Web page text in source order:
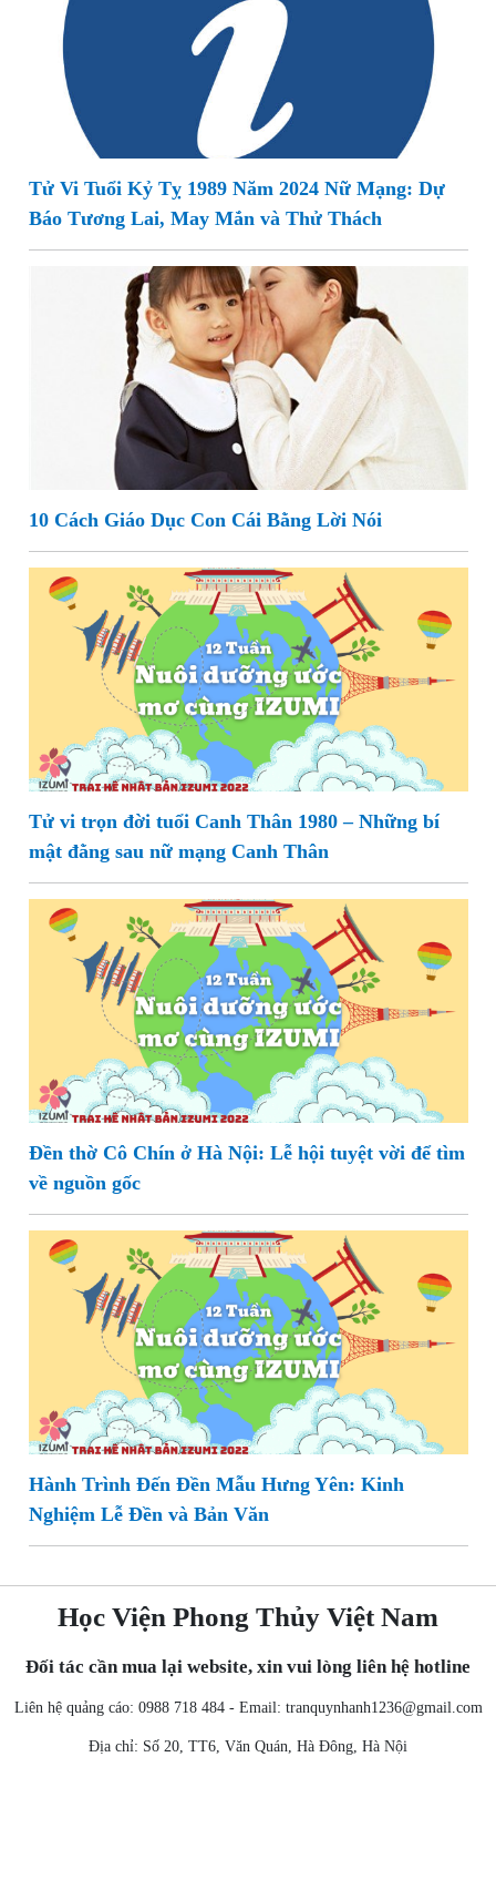
Tử Vi Tuổi Kỷ Tỵ 1989 Năm 2024 Nữ Mạng: Dự
Báo Tương Lai, May Mắn và Thử Thách
10 Cách Giáo Dục Con Cái Bằng Lời Nói
Tử vi trọn đời tuổi Canh Thân 1980 – Những bí
mật đằng sau nữ mạng Canh Thân
Đền thờ Cô Chín ở Hà Nội: Lễ hội tuyệt vời để tìm
về nguồn gốc
Hành Trình Đến Đền Mẫu Hưng Yên: Kinh
Nghiệm Lễ Đền và Bản Văn
Học Viện Phong Thủy Việt Nam
Đối tác cần mua lại website, xin vui lòng liên hệ hotline
Liên hệ quảng cáo: 0988 718 484 - Email: tranquynhanh1236@gmail.com
Địa chỉ: Số 20, TT6, Văn Quán, Hà Đông, Hà Nội